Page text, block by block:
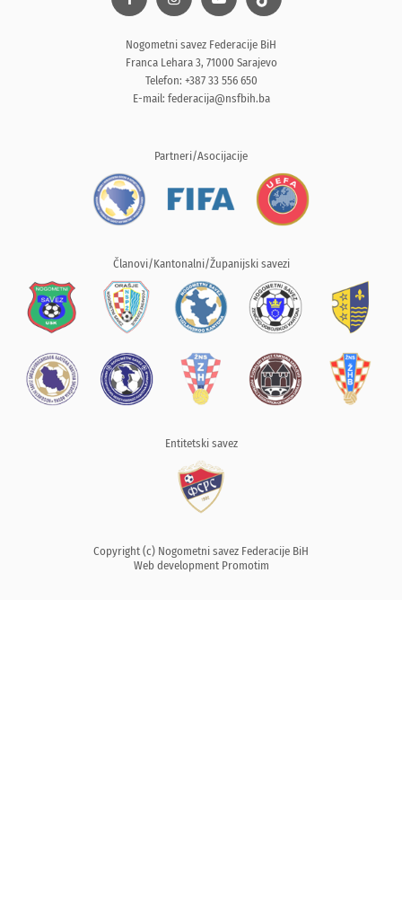
Nogometni savez Federacije BiH
Franca Lehara 3, 71000 Sarajevo
Telefon: +387 33 556 650
E-mail: federacija@nsfbih.ba
Partneri/Asocijacije
Članovi/Kantonalni/Županijski savezi
Entitetski savez
Copyright (c) Nogometni savez Federacije BiH
Web development Promotim